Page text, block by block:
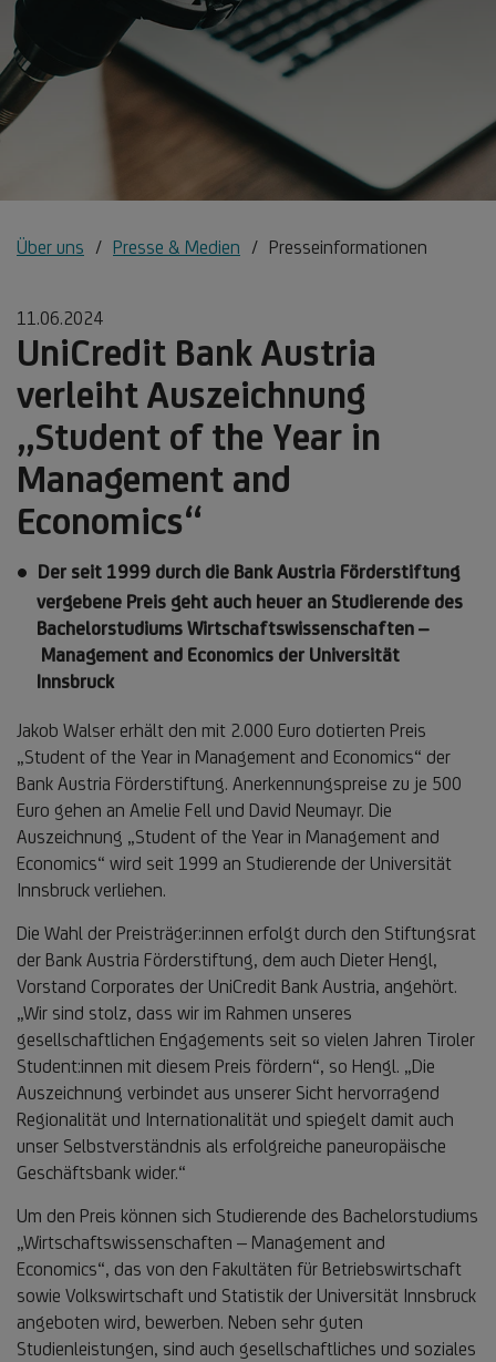
Über uns Presse & Medien Presseinformationen
11.06.2024
UniCredit Bank Austria
verleiht Auszeichnung
„Student of the Year in
Management and
Economics“
Der seit 1999 durch die Bank Austria Förderstiftung
vergebene Preis geht auch heuer an Studierende des
Bachelorstudiums Wirtschaftswissenschaften –
Management and Economics der Universität
Innsbruck
Jakob Walser erhält den mit 2.000 Euro dotierten Preis
„Student of the Year in Management and Economics“ der
Bank Austria Förderstiftung. Anerkennungspreise zu je 500
Euro gehen an Amelie Fell und David Neumayr. Die
Auszeichnung „Student of the Year in Management and
Economics“ wird seit 1999 an Studierende der Universität
Innsbruck verliehen.
Die Wahl der Preisträger:innen erfolgt durch den Stiftungsrat
der Bank Austria Förderstiftung, dem auch Dieter Hengl,
Vorstand Corporates der UniCredit Bank Austria, angehört.
„Wir sind stolz, dass wir im Rahmen unseres
gesellschaftlichen Engagements seit so vielen Jahren Tiroler
Student:innen mit diesem Preis fördern“, so Hengl. „Die
Auszeichnung verbindet aus unserer Sicht hervorragend
Regionalität und Internationalität und spiegelt damit auch
unser Selbstverständnis als erfolgreiche paneuropäische
Geschäftsbank wider.“
Um den Preis können sich Studierende des Bachelorstudiums
„Wirtschaftswissenschaften – Management and
Economics“, das von den Fakultäten für Betriebswirtschaft
sowie Volkswirtschaft und Statistik der Universität Innsbruck
angeboten wird, bewerben. Neben sehr guten
Studienleistungen, sind auch gesellschaftliches und soziales